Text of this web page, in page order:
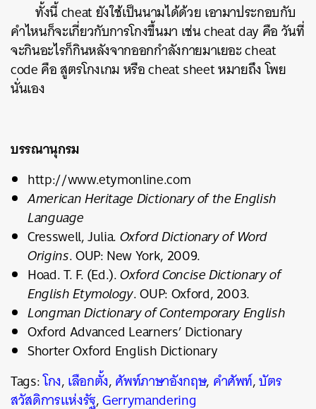
ทั้งนี้ cheat ยังใช้เป็นนามได้ด้วย เอามาประกอบกับ
คำไหนก็จะเกี่ยวกับการโกงขึ้นมา เช่น cheat day คือ วันที่
จะกินอะไรก็กินหลังจากออกกำลังกายมาเยอะ cheat
code คือ สูตรโกงเกม หรือ cheat sheet หมายถึง โพย
นั่นเอง
บรรณานุกรม
http://www.etymonline.com
American Heritage Dictionary of the English
Language
Cresswell, Julia.Oxford Dictionary of Word
Origins. OUP: New York, 2009.
Hoad. T. F. (Ed.).Oxford Concise Dictionary of
English Etymology. OUP: Oxford, 2003.
Longman Dictionary of Contemporary English
Oxford Advanced Learners’ Dictionary
Shorter Oxford English Dictionary
Tags:โกง,เลือกตั้ง,ศัพท์ภาษาอังกฤษ, คำศัพท์,บัตร
สวัสดิการแห่งรัฐ,Gerrymandering